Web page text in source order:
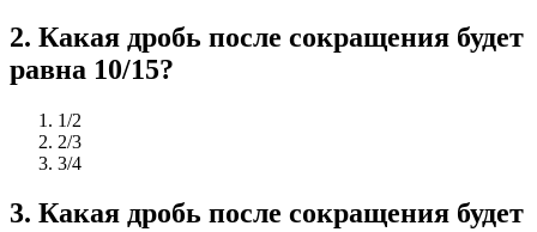
2. Какая дробь после сокращения будет
равна 10/15?
1/2
2/3
3/4
3. Какая дробь после сокращения будет